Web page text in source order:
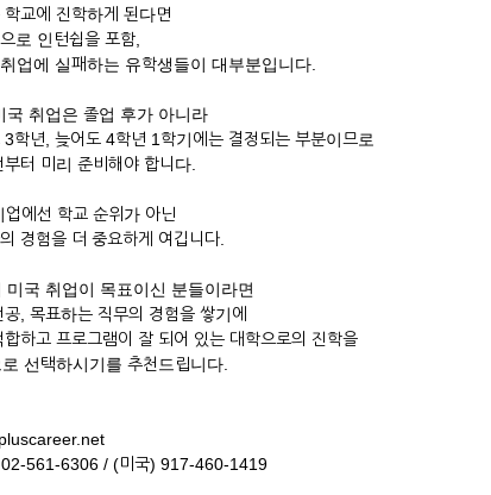
학교에 진학하게 된다면
로 인턴쉽을 포함,
업에 실패하는 유학생들이 대부분입니다.
국 취업은 졸업 후가 아니라
3학년, 늦어도 4학년 1학기에는 결정되는 부분이므로
부터 미리 준비해야 합니다.
업에선 학교 순위가 아닌
경험을 더 중요하게 여깁니다.
미국 취업이 목표이신 분들이라면
공, 목표하는 직무의 경험을 쌓기에
합하고 프로그램이 잘 되어 있는 대학으로의 진학을
선택하시기를 추천드립니다.
561-6306 / (미국) 917-460-1419